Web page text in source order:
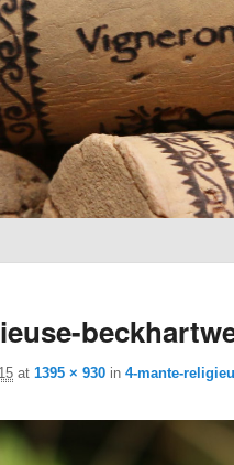
at 1395 × 930 in 4-mante-